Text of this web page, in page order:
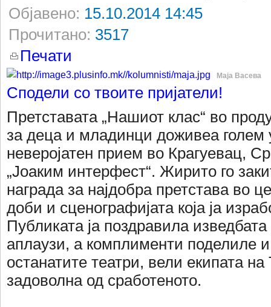
Објавено: 15.10.2014 14:45
Прочитано: 3517
Печати
Маја Васева
Сподели со твоите пријатели!
Претставата „Нашиот клас“ во
за деца и младинци доживеа голем
неверојатен прием во Крагуевац,
„Јоаким интерфест“. Жирито го
награда за најдобра претстава во
доби и сценографијата која ја
Публиката ја поздравила
аплаузи, а комплименти поделиле и
останатите театри, вели екипата на
задоволна од сработеното.